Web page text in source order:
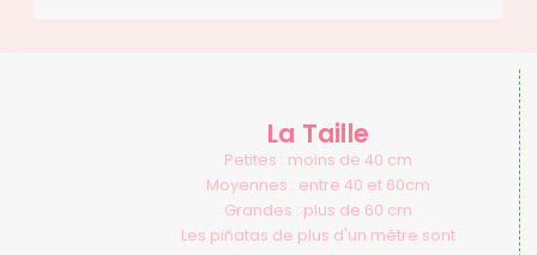
La Taille
Petites : moins de 40 cm
Moyennes : entre 40 et 60cm
Grandes : plus de 60 cm
Les piñatas de plus d'un mètre sont